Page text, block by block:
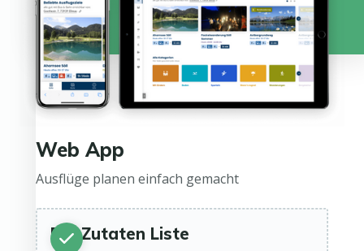
Web App
Ausflüge planen einfach gemacht
Die Zutaten Liste